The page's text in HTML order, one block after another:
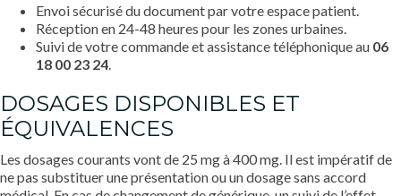
Envoi sécurisé du document par votre espace patient.
Réception en 24-48 heures pour les zones urbaines.
Suivi de votre commande et assistance téléphonique au 06
18 00 23 24.
DOSAGES DISPONIBLES ET
ÉQUIVALENCES
Les dosages courants vont de 25 mg à 400 mg. Il est impératif de
ne pas substituer une présentation ou un dosage sans accord